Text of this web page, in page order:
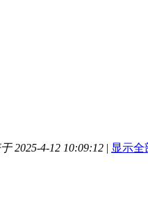
2025-4-12 10:09:12 | 显示全